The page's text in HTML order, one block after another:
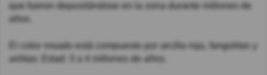
que fueron depositándose en la zona durante millones de
años.
El color rosado está compuesto por arcilla roja, fangolitas y
arilitas: Edad: 3 a 4 millones de años.